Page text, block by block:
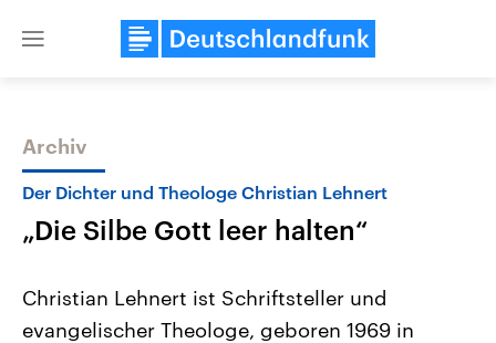
Close
Themen
Archiv
Der Dichter und Theologe Christian Lehnert
„Die Silbe Gott leer halten“
Christian Lehnert ist Schriftsteller und
evangelischer Theologe, geboren 1969 in